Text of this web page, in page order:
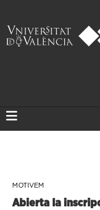
MOTIVEM
Abierta la